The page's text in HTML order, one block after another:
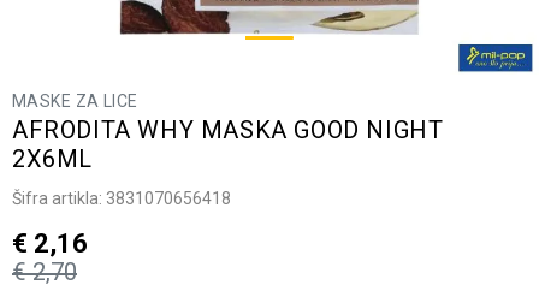
MASKE ZA LICE
AFRODITA WHY MASKA GOOD NIGHT
2X6ML
Šifra artikla: 3831070656418
€ 2,70
€ 2,16